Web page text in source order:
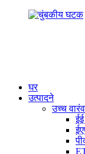
घर
उत्पादने
उच्च